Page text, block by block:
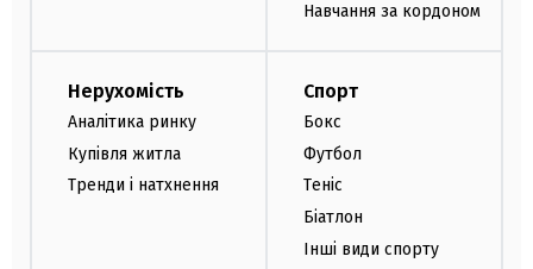
Навчання за кордоном
Нерухомість
Аналітика ринку
Купівля житла
Тренди і натхнення
Спорт
Бокс
Футбол
Теніс
Біатлон
Інші види спорту